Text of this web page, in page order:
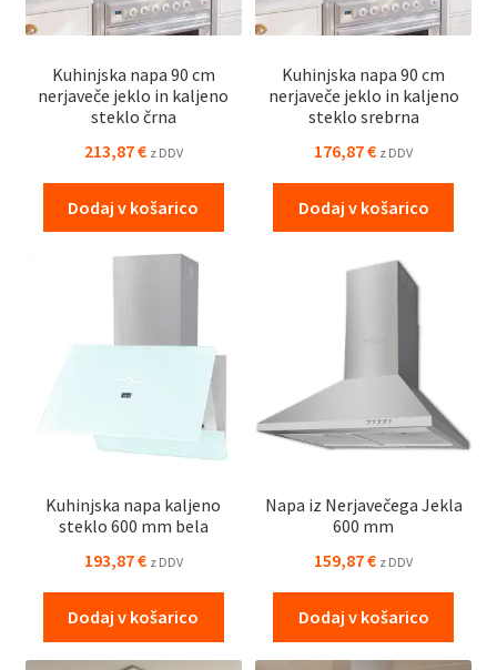
Kuhinjska napa 90 cm
nerjaveče jeklo in kaljeno
steklo črna
213,87€ z DDV
Dodaj v košarico
Kuhinjska napa 90 cm
nerjaveče jeklo in kaljeno
steklo srebrna
176,87€ z DDV
Dodaj v košarico
Kuhinjska napa kaljeno
steklo 600 mm bela
193,87€ z DDV
Dodaj v košarico
Napa iz Nerjavečega Jekla
600 mm
159,87€ z DDV
Dodaj v košarico